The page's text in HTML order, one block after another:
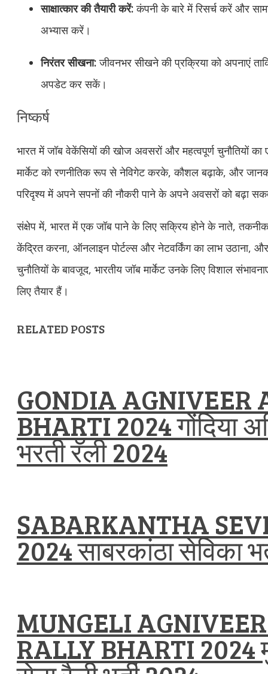
साक्षात्कार की तैयारी करें:कंपनी के बारे में रिसर्च करें और
अभ्यास करें।
निरंतर सीखना:जीवनभर सीखने की प्रक्रिया को अपनाएं
अपडेट कर सकें।
निष्कर्ष
भारत में जॉब वेकेंसियों की खोज अवसरों और महत्वपूर्ण चुनौतियों
मार्केट को रणनीतिक रूप से नेविगेट करके, कौशल बढ़ाके, और
परिदृश्य में अपने सपनों की नौकरी पाने के अपने अवसरों को बढ़ा
संक्षेप में, भारत में एक जॉब पाने के लिए सक्रिय होने के नाते,
केंद्रित करना, ऑनलाइन पोर्टल्स और नेटवर्किंग का लाभ उठाना,
चुनौतियों के बावजूद, भारतीय जॉब मार्केट उनके लिए विशाल
लिए तैयार हैं।
RELATED POSTS
GONDIA AGNIVEER
BHARTI 2024 गोंदिया
भरती रॅली 2024
SABARKANTHA
2024 साबरकांठा सेविका
MUNGELI
RALLY BHARTI 2024